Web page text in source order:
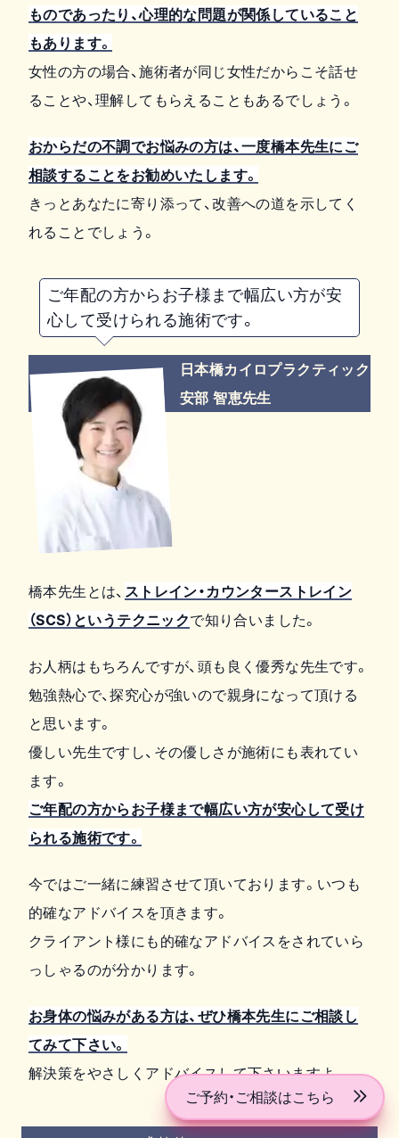
ものであったり、心理的な問題が関係していること
もあります。
女性の方の場合、施術者が同じ女性だからこそ話せ
ることや、理解してもらえることもあるでしょう。
おからだの不調でお悩みの方は、一度橋本先生にご
相談することをお勧めいたします。
きっとあなたに寄り添って、改善への道を示してく
れることでしょう。
ご年配の方からお子様まで幅広い方が安
心して受けられる施術です。
日本橋カイロプラクティック
安部 智恵先生
橋本先生とは、 ストレイン・カウンターストレイン
（SCS）というテクニックで知り合いました。
お人柄はもちろんですが、頭も良く優秀な先生です。
勉強熱心で、探究心が強いので親身になって頂ける
と思います。
優しい先生ですし、その優しさが施術にも表れてい
ます。
ご年配の方からお子様まで幅広い方が安心して受け
られる施術です。
今ではご一緒に練習させて頂いております。いつも
的確なアドバイスを頂きます。
クライアント様にも的確なアドバイスをされていら
っしゃるのが分かります。
お身体の悩みがある方は、ぜひ橋本先生にご相談し
てみて下さい。
解決策をやさしくアドバイスして下さいますよ。
ご予約・ご相談はこちら